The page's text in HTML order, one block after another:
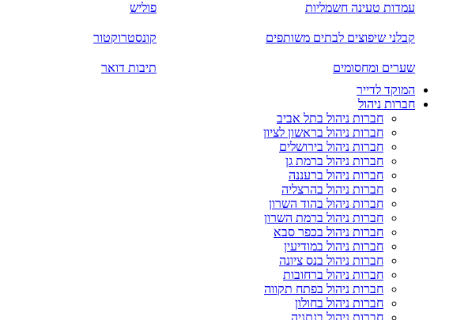
עמדות טעינה חשמליות פוליש
קבלני שיפוצים לבתים משותפים קונסטרוקטור
שערים ומחסומים
תיבות דואר
המוקד לדייר
חברות ניהול
חברות ניהול בתל אביב
חברות ניהול בראשון לציון
חברות ניהול בירושלים
חברות ניהול ברמת גן
חברות ניהול ברעננה
חברות ניהול בהרצליה
חברות ניהול בהוד השרון
חברות ניהול ברמת השרון
חברות ניהול בכפר סבא
חברות ניהול במודיעין
חברות ניהול בנס ציונה
חברות ניהול ברחובות
חברות ניהול בפתח תקווה
חברות ניהול בחולון
חברות ניהול בנתניה